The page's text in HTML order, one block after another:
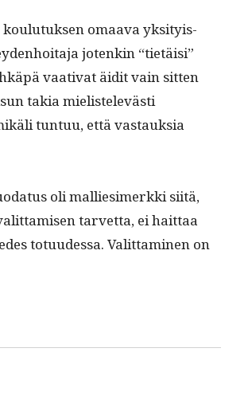
koulu­tuk­sen omaa­va yksi­ty­is­
jotenkin “tietäisi”
vaa­ti­vat äid­it vain sit­ten
takia mielis­televästi
tun­tuu, että vas­tauk­sia
oli mallies­imerk­ki siitä,
tarvet­ta, ei hait­taa
totu­udessa. Valit­ta­mi­nen on